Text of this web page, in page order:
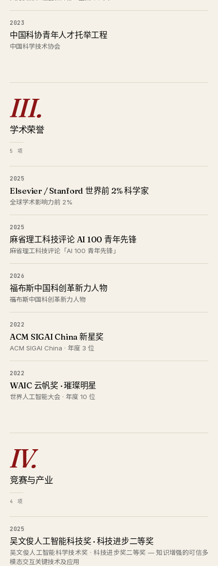
2023
中国科协青年人才托举工程
中国科学技术协会
III.
学术荣誉
5 项
2025
Elsevier / Stanford 世界前 2% 科学家
全球学术影响力前 2%
2025
麻省理工科技评论 AI 100 青年先锋
麻省理工科技评论「AI 100 青年先锋」
2026
福布斯中国科创革新力人物
福布斯中国科创革新力人物
2022
ACM SIGAI China 新星奖
ACM SIGAI China · 年度 3 位
2022
WAIC 云帆奖 · 璀璨明星
世界人工智能大会 · 年度 10 位
IV.
竞赛与产业
4 项
2025
吴文俊人工智能科技奖 · 科技进步二等奖
吴文俊人工智能科学技术奖 · 科技进步奖二等奖 — 知识增强的可信多
模态交互关键技术及应用